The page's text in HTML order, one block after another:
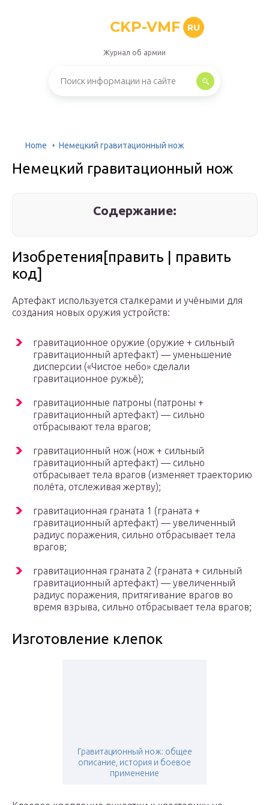
CKP-VMF RU
Журнал об армии
Home Немецкий гравитационный нож
Немецкий гравитационный нож
Содержание:
Изобретения[править | править
код]
Артефакт используется сталкерами и учёными для
создания новых оружия устройств:
гравитационное оружие (оружие + сильный
гравитационный артефакт) — уменьшение
дисперсии («Чистое небо» сделали
гравитационное ружьё);
гравитационные патроны (патроны +
гравитационный артефакт) — сильно
отбрасывают тела врагов;
гравитационный нож (нож + сильный
гравитационный артефакт) — сильно
отбрасывает тела врагов (изменяет траекторию
полёта, отслеживая жертву);
гравитационная граната 1 (граната +
гравитационный артефакт) — увеличенный
радиус поражения, сильно отбрасывает тела
врагов;
гравитационная граната 2 (граната + сильный
гравитационный артефакт) — увеличенный
радиус поражения, притягивание врагов во
время взрыва, сильно отбрасывает тела врагов;
Изготовление клепок
Гравитационный нож: общее
описание, история и боевое
применение